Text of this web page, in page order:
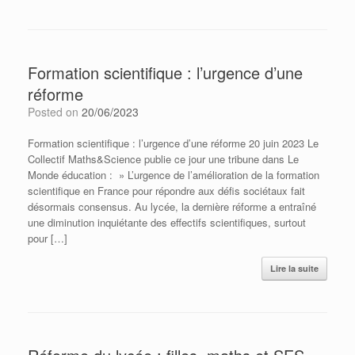
Formation scientifique : l’urgence d’une
réforme
Posted on 20/06/2023
Formation scientifique : l’urgence d’une réforme 20 juin 2023 Le
Collectif Maths&Science publie ce jour une tribune dans Le
Monde éducation : » L’urgence de l’amélioration de la formation
scientifique en France pour répondre aux défis sociétaux fait
désormais consensus. Au lycée, la dernière réforme a entraîné
une diminution inquiétante des effectifs scientifiques, surtout
pour […]
Lire la suite